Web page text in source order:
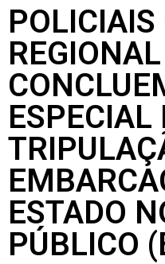
ESPECIAL
ESTADO
PÚBLICO